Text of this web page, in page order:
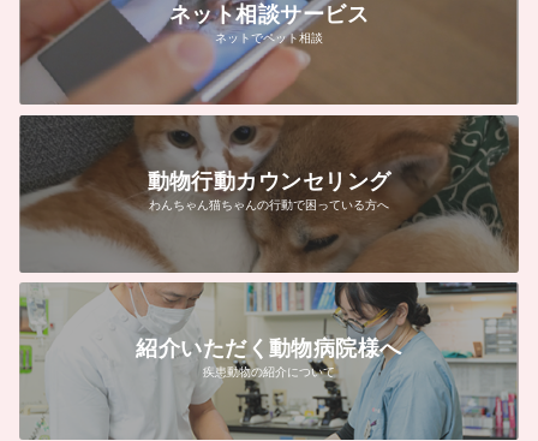
ネット相談サービス
ネットでペット相談
動物行動カウンセリング
わんちゃん猫ちゃんの行動で困っている方へ
紹介いただく動物病院様へ
疾患動物の紹介について